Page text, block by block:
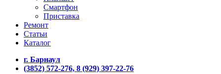
Смартфон
Приставка
Ремонт
Статьи
Каталог
г. Барнаул
(3852) 572-276, 8 (929) 397-22-76